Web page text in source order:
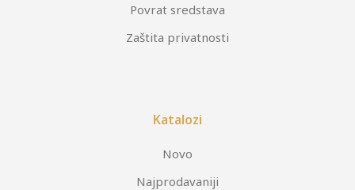
Povrat sredstava
Zaštita privatnosti
Katalozi
Novo
Najprodavaniji